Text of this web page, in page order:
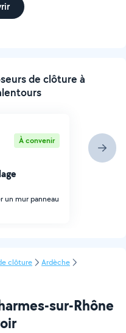
de clôture à
À convenir
un mur panneau
clôture
Ardèche
sur-Rhône